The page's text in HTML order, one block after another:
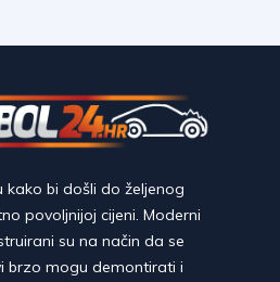
kako bi došli do željenog
povoljnijoj cijeni. Moderni
su na način da se
brzo mogu demontirati i